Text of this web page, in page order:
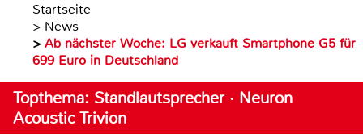
Startseite
> News
> Ab nächster Woche: LG verkauft Smartphone G5 für
699 Euro in Deutschland
Topthema: Standlautsprecher · Neuron
Acoustic Trivion